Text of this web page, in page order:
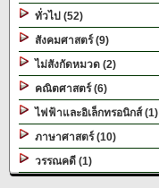
ทั่วไป (52)
สังคมศาสตร์ (9)
ไม่สังกัดหมวด (2)
คณิตศาสตร์ (6)
ไฟฟ้าและอิเล็กทรอนิกส์ (1)
ภาษาศาสตร์ (10)
วรรณคดี (1)